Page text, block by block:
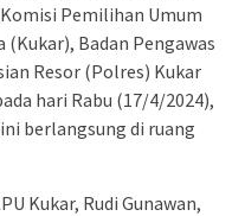
Pemilihan Umum
Badan Pengawas
Resor (Polres) Kukar
hari Rabu (17/4/2024),
berlangsung di ruang
Kukar, Rudi Gunawan,